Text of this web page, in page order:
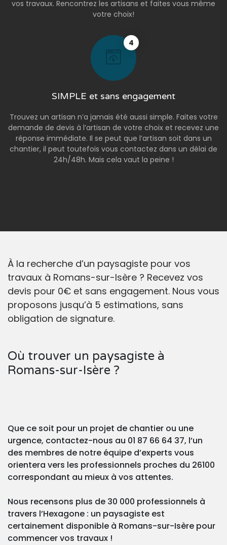
vos travaux. Rencontrez les artisans et faites vous même
votre choix!
4
SIMPLE et sans engagement
Trouvez un artisan n’a jamais été aussi simple. Faites votre
demande de devis à l’artisan de votre choix et recevez une
réponse immédiate. Il se peut que l’artisan soit dans un
chantier, il peut toutefois vous contactez dans un délai de
24h/48h. Mais cela vaut la peine !
À la recherche d’un paysagiste pour vos
travaux à Romans-sur-Isère ? Recevez vos
devis pour 0€ et sans engagement. Nous vous
proposons jusqu’à 5 estimations, sans
obligation de signature.
Où trouver un paysagiste à
Romans-sur-Isère ?
Que ce soit pour un projet de chantier ou une
urgence, contactez-nous au 01 87 66 64 37, l’un
des membres de notre équipe d’experts vous
orientera vers les professionnels proches du 26100
correspondant au mieux à vos attentes.
Nous recensons plus de 30 000 professionnels à
travers l’Hexagone : un paysagiste est
certainement disponible à Romans-sur-Isère pour
commencer vos travaux !